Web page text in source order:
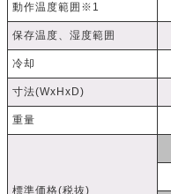
動作温度範囲※1
保存温度、湿度範囲
冷却
寸法(WxHxD)
重量
標準価格(税抜)